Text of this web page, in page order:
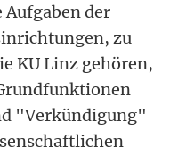
Aufgaben der
zu
KU Linz gehören,
"Verkündigung"